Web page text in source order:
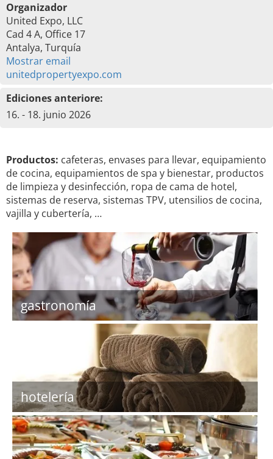
Organizador
United Expo, LLC
Cad 4 A, Office 17
Antalya, Turquía
Mostrar email
unitedpropertyexpo.com
Ediciones anteriore:
16. - 18. junio 2026
Productos: cafeteras, envases para llevar, equipamiento
de cocina, equipamientos de spa y bienestar, productos
de limpieza y desinfección, ropa de cama de hotel,
sistemas de reserva, sistemas TPV, utensilios de cocina,
vajilla y cubertería, …
gastronomía
hotelería